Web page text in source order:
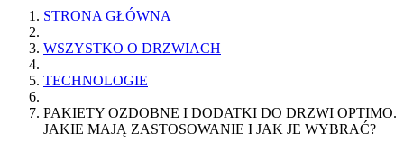
STRONA GŁÓWNA
WSZYSTKO O DRZWIACH
TECHNOLOGIE
PAKIETY OZDOBNE I DODATKI DO DRZWI OPTIMO.
JAKIE MAJĄ ZASTOSOWANIE I JAK JE WYBRAĆ?